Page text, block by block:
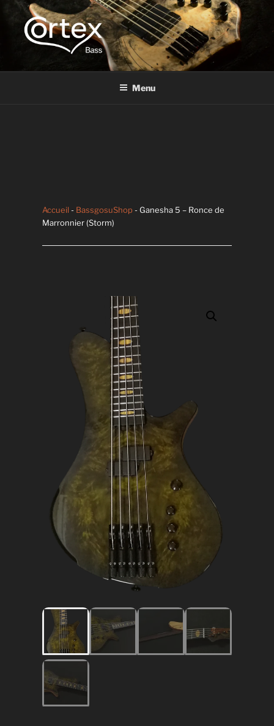
CORTEX BASS
Express your creative flow
Menu
Accueil - BassgosuShop - Ganesha 5 – Ronce de
Marronnier (Storm)